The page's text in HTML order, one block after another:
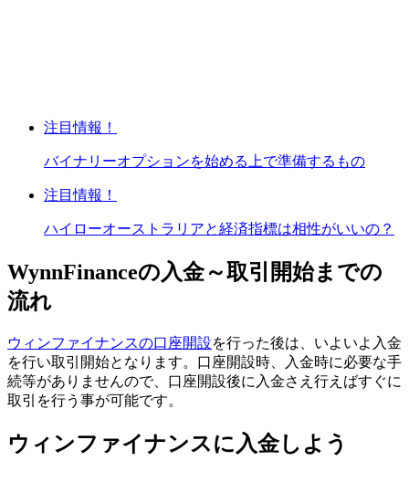
注目情報！
バイナリーオプションを始める上で準備するもの
注目情報！
ハイローオーストラリアと経済指標は相性がいいの？
WynnFinanceの入金～取引開始までの
流れ
ウィンファイナンスの口座開設を行った後は、いよいよ入金
を行い取引開始となります。口座開設時、入金時に必要な手
続等がありませんので、口座開設後に入金さえ行えばすぐに
取引を行う事が可能です。
ウィンファイナンスに入金しよう